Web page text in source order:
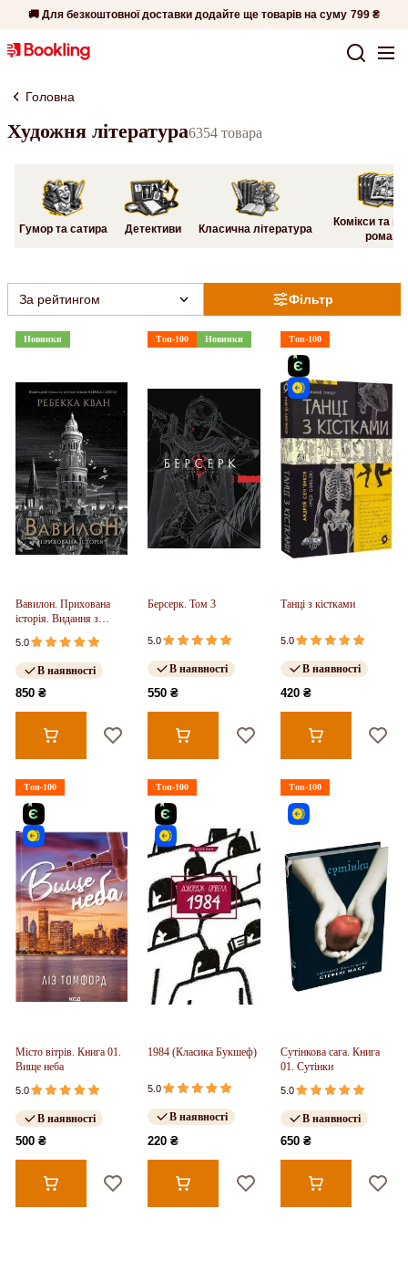
🚚 Для безкоштовної доставки додайте ще товарів на суму 799 ₴
Головна
Художня література6354 товара
Гумор та сатира Детективи Класична література
Комікси та
романи
Фільтр
За рейтингом
Новинки
Вавилон. Прихована
історія. Видання з
ілюстрованим зрізом
(у)
5.0
В наявності
850 ₴
Топ-100 Новинки
Берсерк. Том 3
5.0
В наявності
550 ₴
Топ-100
Танці з кістками
5.0
В наявності
420 ₴
Топ-100
Місто вітрів. Книга 01.
Вище неба
5.0
В наявності
500 ₴
Топ-100
1984 (Класика Букшеф)
5.0
В наявності
220 ₴
Топ-100
Сутінкова сага. Книга
01. Сутінки
5.0
В наявності
650 ₴